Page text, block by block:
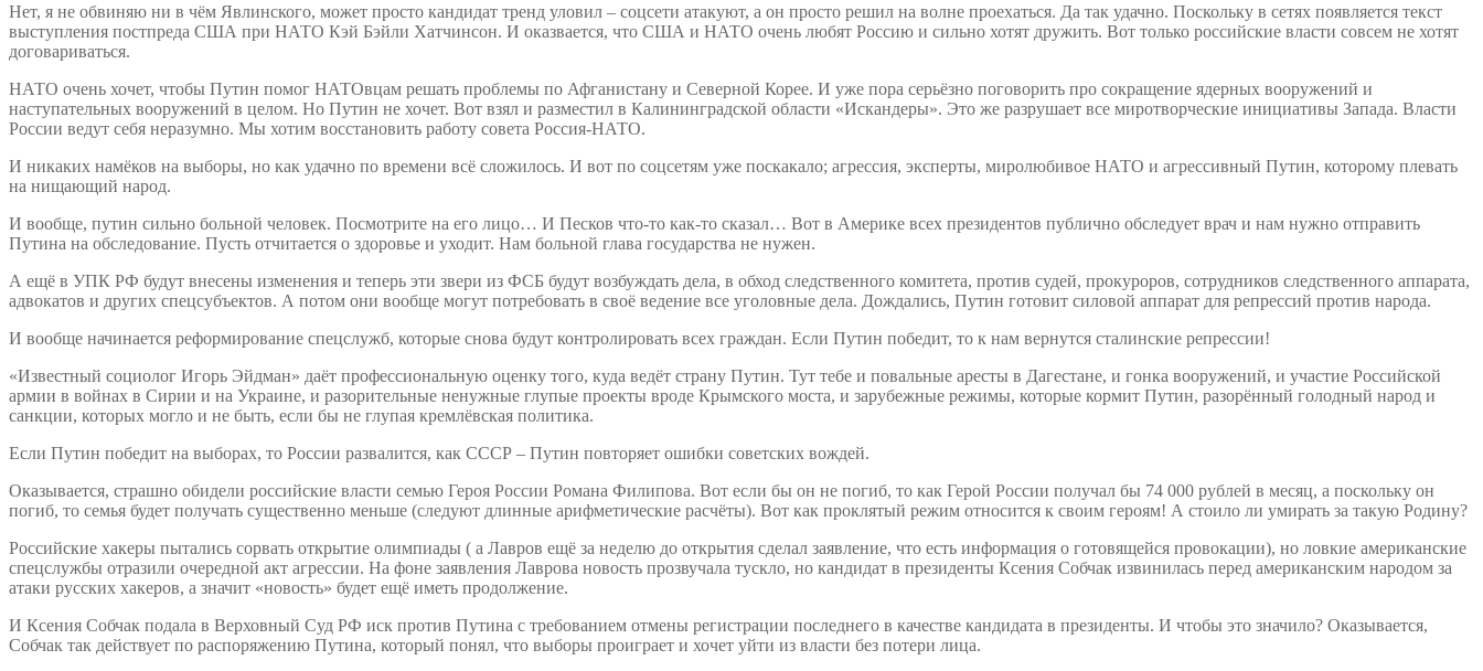
Нет, я не обвиняю ни в чём Явлинского, может просто кандидат тренд уловил – соцсети атакуют, а он просто решил на волне проехаться. Да так удачно. Поскольку в сетях появляется текст
выступления постпреда США при НАТО Кэй Бэйли Хатчинсон. И оказвается, что США и НАТО очень любят Россию и сильно хотят дружить. Вот только российские власти совсем не хотят
договариваться.
НАТО очень хочет, чтобы Путин помог НАТОвцам решать проблемы по Афганистану и Северной Корее. И уже пора серьёзно поговорить про сокращение ядерных вооружений и
наступательных вооружений в целом. Но Путин не хочет. Вот взял и разместил в Калининградской области «Искандеры». Это же разрушает все миротворческие инициативы Запада. Власти
России ведут себя неразумно. Мы хотим восстановить работу совета Россия-НАТО.
И никаких намёков на выборы, но как удачно по времени всё сложилось. И вот по соцсетям уже поскакало; агрессия, эксперты, миролюбивое НАТО и агрессивный Путин, которому плевать
на нищающий народ.
И вообще, путин сильно больной человек. Посмотрите на его лицо… И Песков что-то как-то сказал… Вот в Америке всех президентов публично обследует врач и нам нужно отправить
Путина на обследование. Пусть отчитается о здоровье и уходит. Нам больной глава государства не нужен.
А ещё в УПК РФ будут внесены изменения и теперь эти звери из ФСБ будут возбуждать дела, в обход следственного комитета, против судей, прокуроров, сотрудников следственного аппарата,
адвокатов и других спецсубъектов. А потом они вообще могут потребовать в своё ведение все уголовные дела. Дождались, Путин готовит силовой аппарат для репрессий против народа.
И вообще начинается реформирование спецслужб, которые снова будут контролировать всех граждан. Если Путин победит, то к нам вернутся сталинские репрессии!
«Известный социолог Игорь Эйдман» даёт профессиональную оценку того, куда ведёт страну Путин. Тут тебе и повальные аресты в Дагестане, и гонка вооружений, и участие Российской
армии в войнах в Сирии и на Украине, и разорительные ненужные глупые проекты вроде Крымского моста, и зарубежные режимы, которые кормит Путин, разорённый голодный народ и
санкции, которых могло и не быть, если бы не глупая кремлёвская политика.
Если Путин победит на выборах, то России развалится, как СССР – Путин повторяет ошибки советских вождей.
Оказывается, страшно обидели российские власти семью Героя России Романа Филипова. Вот если бы он не погиб, то как Герой России получал бы 74 000 рублей в месяц, а поскольку он
погиб, то семья будет получать существенно меньше (следуют длинные арифметические расчёты). Вот как проклятый режим относится к своим героям! А стоило ли умирать за такую Родину?
Российские хакеры пытались сорвать открытие олимпиады ( а Лавров ещё за неделю до открытия сделал заявление, что есть информация о готовящейся провокации), но ловкие американские
спецслужбы отразили очередной акт агрессии. На фоне заявления Лаврова новость прозвучала тускло, но кандидат в президенты Ксения Собчак извинилась перед американским народом за
атаки русских хакеров, а значит «новость» будет ещё иметь продолжение.
И Ксения Собчак подала в Верховный Суд РФ иск против Путина с требованием отмены регистрации последнего в качестве кандидата в президенты. И чтобы это значило? Оказывается,
Собчак так действует по распоряжению Путина, который понял, что выборы проиграет и хочет уйти из власти без потери лица.